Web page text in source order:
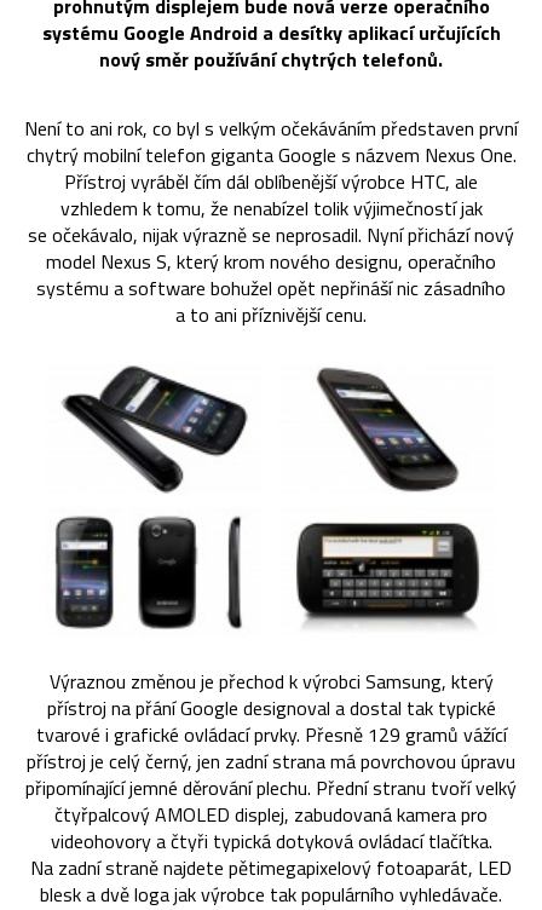
prohnutým displejem bude nová verze operačního
systému Google Android a desítky aplikací určujících
nový směr používání chytrých telefonů.
Není to ani rok, co byl s velkým očekáváním představen první
chytrý mobilní telefon giganta Google s názvem Nexus One.
Přístroj vyráběl čím dál oblíbenější výrobce HTC, ale
vzhledem k tomu, že nenabízel tolik výjimečností jak
se očekávalo, nijak výrazně se neprosadil. Nyní přichází nový
model Nexus S, který krom nového designu, operačního
systému a software bohužel opět nepřináší nic zásadního
a to ani příznivější cenu.
Výraznou změnou je přechod k výrobci Samsung, který
přístroj na přání Google designoval a dostal tak typické
tvarové i grafické ovládací prvky. Přesně 129 gramů vážící
přístroj je celý černý, jen zadní strana má povrchovou úpravu
připomínající jemné děrování plechu. Přední stranu tvoří velký
čtyřpalcový AMOLED displej, zabudovaná kamera pro
videohovory a čtyři typická dotyková ovládací tlačítka.
Na zadní straně najdete pětimegapixelový fotoaparát, LED
blesk a dvě loga jak výrobce tak populárního vyhledávače.